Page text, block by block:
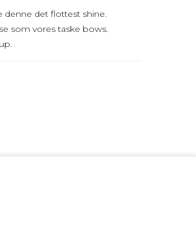
denne det flottest shine.
som vores taske bows.